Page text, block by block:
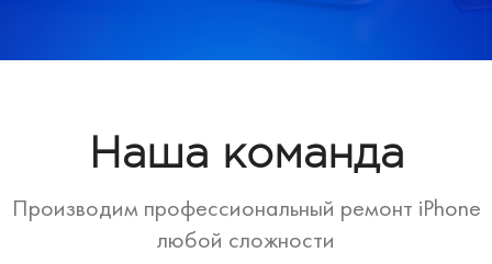
Наша команда
Производим профессиональный ремонт iPhone
любой сложности